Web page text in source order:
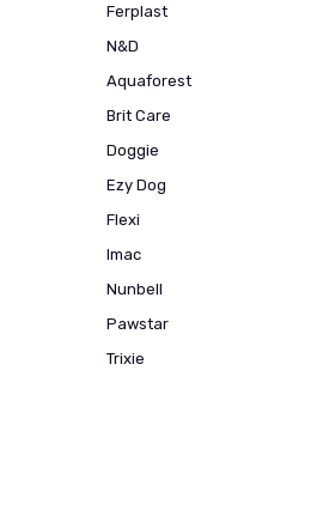
Ferplast
N&D
Aquaforest
Brit Care
Doggie
Ezy Dog
Flexi
Imac
Nunbell
Pawstar
Trixie